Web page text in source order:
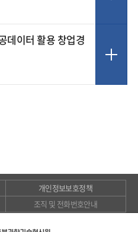
데이터 활용 창업경
개인정보보호정책
조직 및 전화번호안내